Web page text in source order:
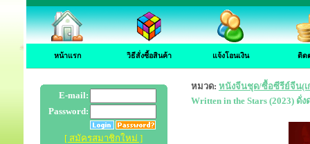
หน้าแรก วิธีสั่งซื้อสินค้า แจ้งโอนเงิน ติด
E-mail:
Password:
[ สมัครสมาชิกใหม่ ]
หมวด: หนังจีนชุด/ซื้อซีรีย์จีน(เ
Written in the Stars (2023) ดั่